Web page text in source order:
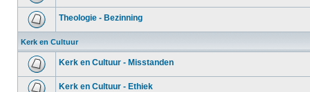
Theologie - Bezinning
Kerk en Cultuur
Kerk en Cultuur - Misstanden
Kerk en Cultuur - Ethiek